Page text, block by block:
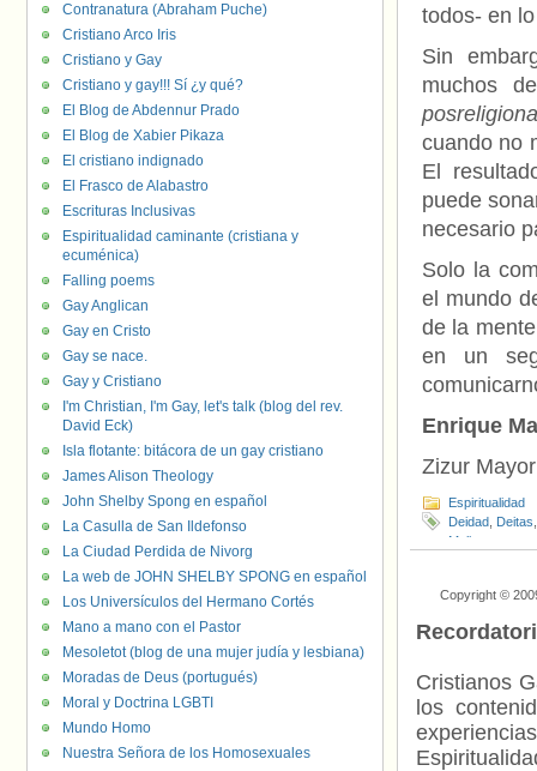
todos- en
Sin
muchos
cuando no
El
puede
necesario
Solo la
el mundo
de la
en un
Enrique
Zizur
Espiritualidad
Deidad Deitas
Molinos
Copyright ©
Cristianos
los
Contranatura (Abraham Puche)
Cristiano Arco Iris
Cristiano y Gay
Cristiano y gay!!! Sí ¿y qué?
El Blog de Abdennur Prado
El Blog de Xabier Pikaza
El cristiano indignado
El Frasco de Alabastro
Escrituras Inclusivas
Espiritualidad caminante (cristiana y
ecuménica)
Falling poems
Gay Anglican
Gay en Cristo
Gay se nace.
Gay y Cristiano
I'm Christian, I'm Gay, let's talk (blog del rev.
David Eck)
Isla flotante: bitácora de un gay cristiano
James Alison Theology
John Shelby Spong en español
La Casulla de San Ildefonso
La Ciudad Perdida de Nivorg
La web de JOHN SHELBY SPONG en español
Los Universículos del Hermano Cortés
Mano a mano con el Pastor
Mesoletot (blog de una mujer judía y lesbiana)
Moradas de Deus (portugués)
Moral y Doctrina LGBTI
Mundo Homo
Nuestra Señora de los Homosexuales